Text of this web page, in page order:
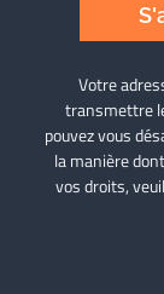
Votre
transmettre
pouvez vous
la manière
vos droits,